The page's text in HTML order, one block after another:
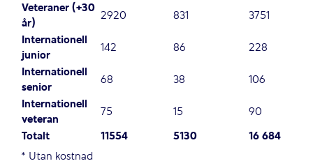
Veteraner (+30
år)
2920 831
3751
Internationell
junior
142 86
228
Internationell
senior
68 38
106
Internationell
veteran
75 15
90
Totalt
11554 5130
16 684
* Utan kostnad